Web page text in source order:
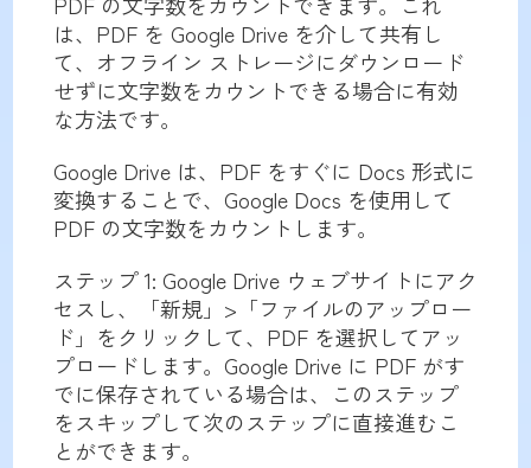
は、PDF を Google Drive を介して共有し
て、オフライン ストレージにダウンロード
せずに文字数をカウントできる場合に有効
な方法です。
Google Drive は、PDF をすぐに Docs 形式に
変換することで、Google Docs を使用して
PDF の文字数をカウントします。
ステップ 1: Google Drive ウェブサイトにアク
セスし、「新規」>「ファイルのアップロー
ド」をクリックして、PDF を選択してアッ
プロードします。Google Drive に PDF がす
でに保存されている場合は、このステップ
をスキップして次のステップに直接進むこ
とができます。